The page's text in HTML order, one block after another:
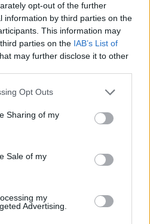
opt-out of the further
information by third parties on the
This information may
parties on the IAB’s List of
may further disclose it to other
Opt Outs
Sharing of my
Sale of my
my
Advertising.